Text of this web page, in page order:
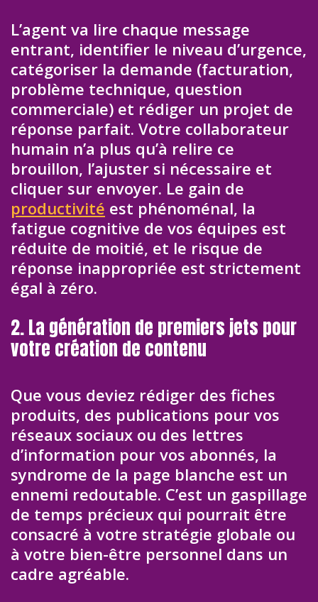
L’agent va lire chaque message
entrant, identifier le niveau d’urgence,
catégoriser la demande (facturation,
problème technique, question
commerciale) et rédiger un projet de
réponse parfait. Votre collaborateur
humain n’a plus qu’à relire ce
brouillon, l’ajuster si nécessaire et
cliquer sur envoyer. Le gain de
productivité est phénoménal, la
fatigue cognitive de vos équipes est
réduite de moitié, et le risque de
réponse inappropriée est strictement
égal à zéro.
2. La génération de premiers jets pour
votre création de contenu
Que vous deviez rédiger des fiches
produits, des publications pour vos
réseaux sociaux ou des lettres
d’information pour vos abonnés, la
syndrome de la page blanche est un
ennemi redoutable. C’est un gaspillage
de temps précieux qui pourrait être
consacré à votre stratégie globale ou
à votre bien-être personnel dans un
cadre agréable.